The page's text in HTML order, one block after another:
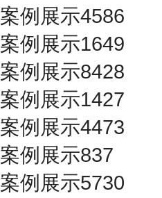
案例展示4586
案例展示1649
案例展示8428
案例展示1427
案例展示4473
案例展示837
案例展示5730